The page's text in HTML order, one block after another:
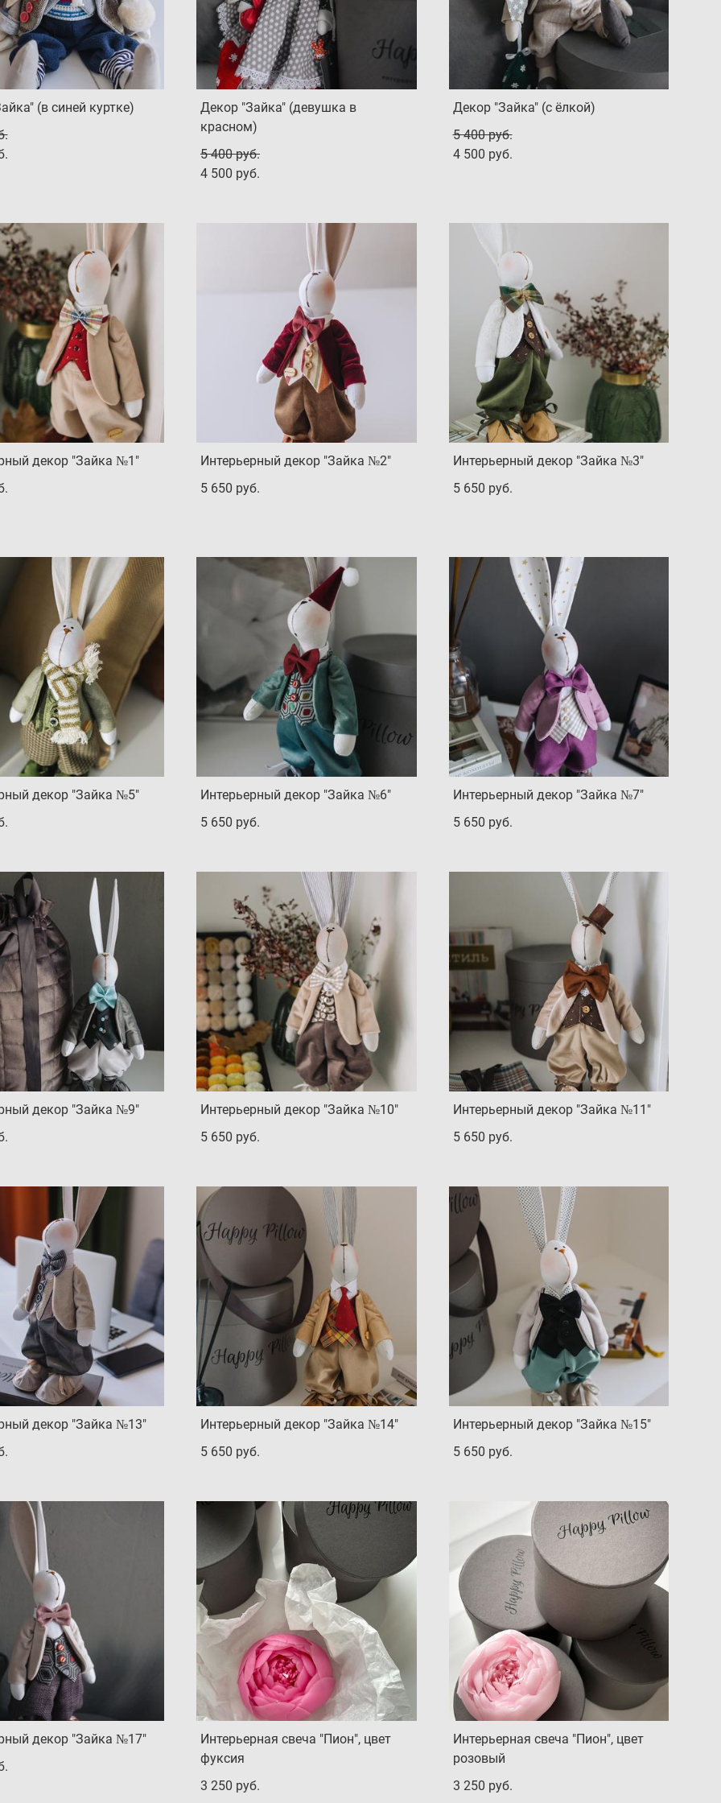
(в синей куртке)
Декор "Зайка" (девушка в
красном)
5 400 pуб.
4 500 pуб.
Декор "Зайка" (с ёлкой)
5 400 pуб.
4 500 pуб.
декор "Зайка №1"
Интерьерный декор "Зайка №2"
5 650 pуб.
Интерьерный декор "Зайка №3"
5 650 pуб.
декор "Зайка №5"
Интерьерный декор "Зайка №6"
5 650 pуб.
Интерьерный декор "Зайка №7"
5 650 pуб.
декор "Зайка №9"
Интерьерный декор "Зайка №10"
5 650 pуб.
Интерьерный декор "Зайка №11"
5 650 pуб.
декор "Зайка №13"
Интерьерный декор "Зайка №14"
5 650 pуб.
Интерьерный декор "Зайка №15"
5 650 pуб.
декор "Зайка №17"
Интерьерная свеча "Пион", цвет
фуксия
3 250 pуб.
Интерьерная свеча "Пион", цвет
розовый
3 250 pуб.